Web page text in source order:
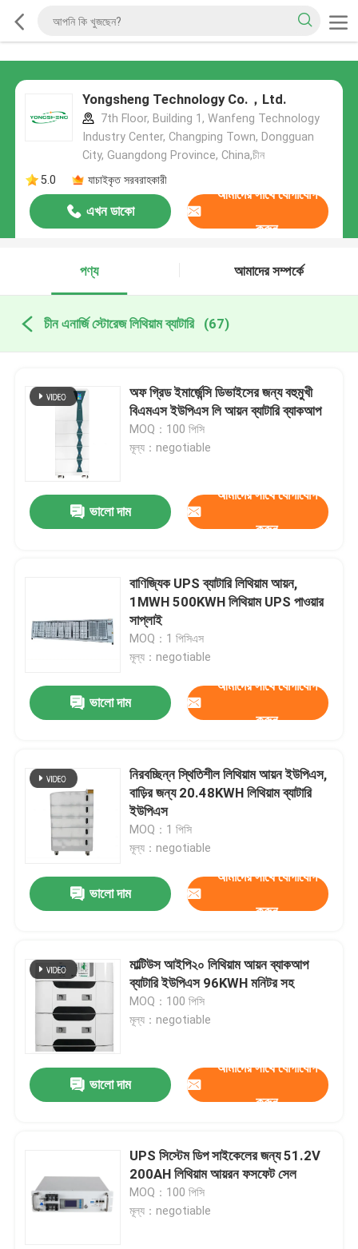
Yongsheng Technology Co.，Ltd.
7th Floor, Building 1, Wanfeng Technology
Industry Center, Changping Town, Dongguan
City, Guangdong Province, China,চীন
5.0
যাচাইকৃত সরবরাহকারী
এখন ডাকো
আমাদের সাথে যোগাযোগ
করুন
পণ্য আমাদের সম্পর্কে
চীন এনার্জি স্টোরেজ লিথিয়াম ব্যাটারি (67)
অফ গ্রিড ইমার্জেন্সি ডিভাইসের জন্য বহুমুখী
বিএমএস ইউপিএস লি আয়ন ব্যাটারি ব্যাকআপ
MOQ：100 পিসি
মূল্য：negotiable
ভালো দাম
আমাদের সাথে যোগাযোগ
করুন
বাণিজ্যিক UPS ব্যাটারি লিথিয়াম আয়ন,
1MWH 500KWH লিথিয়াম UPS পাওয়ার
সাপ্লাই
MOQ：1 পিসিএস
মূল্য：negotiable
ভালো দাম
আমাদের সাথে যোগাযোগ
করুন
নিরবচ্ছিন্ন স্থিতিশীল লিথিয়াম আয়ন ইউপিএস,
বাড়ির জন্য 20.48KWH লিথিয়াম ব্যাটারি
ইউপিএস
MOQ：1 পিসি
মূল্য：negotiable
ভালো দাম
আমাদের সাথে যোগাযোগ
করুন
মাল্টিউস আইপি২০ লিথিয়াম আয়ন ব্যাকআপ
ব্যাটারি ইউপিএস 96KWH মনিটর সহ
MOQ：100 পিসি
মূল্য：negotiable
ভালো দাম
আমাদের সাথে যোগাযোগ
করুন
UPS সিস্টেম ডিপ সাইকেলের জন্য 51.2V
200AH লিথিয়াম আয়রন ফসফেট সেল
MOQ：100 পিসি
মূল্য：negotiable